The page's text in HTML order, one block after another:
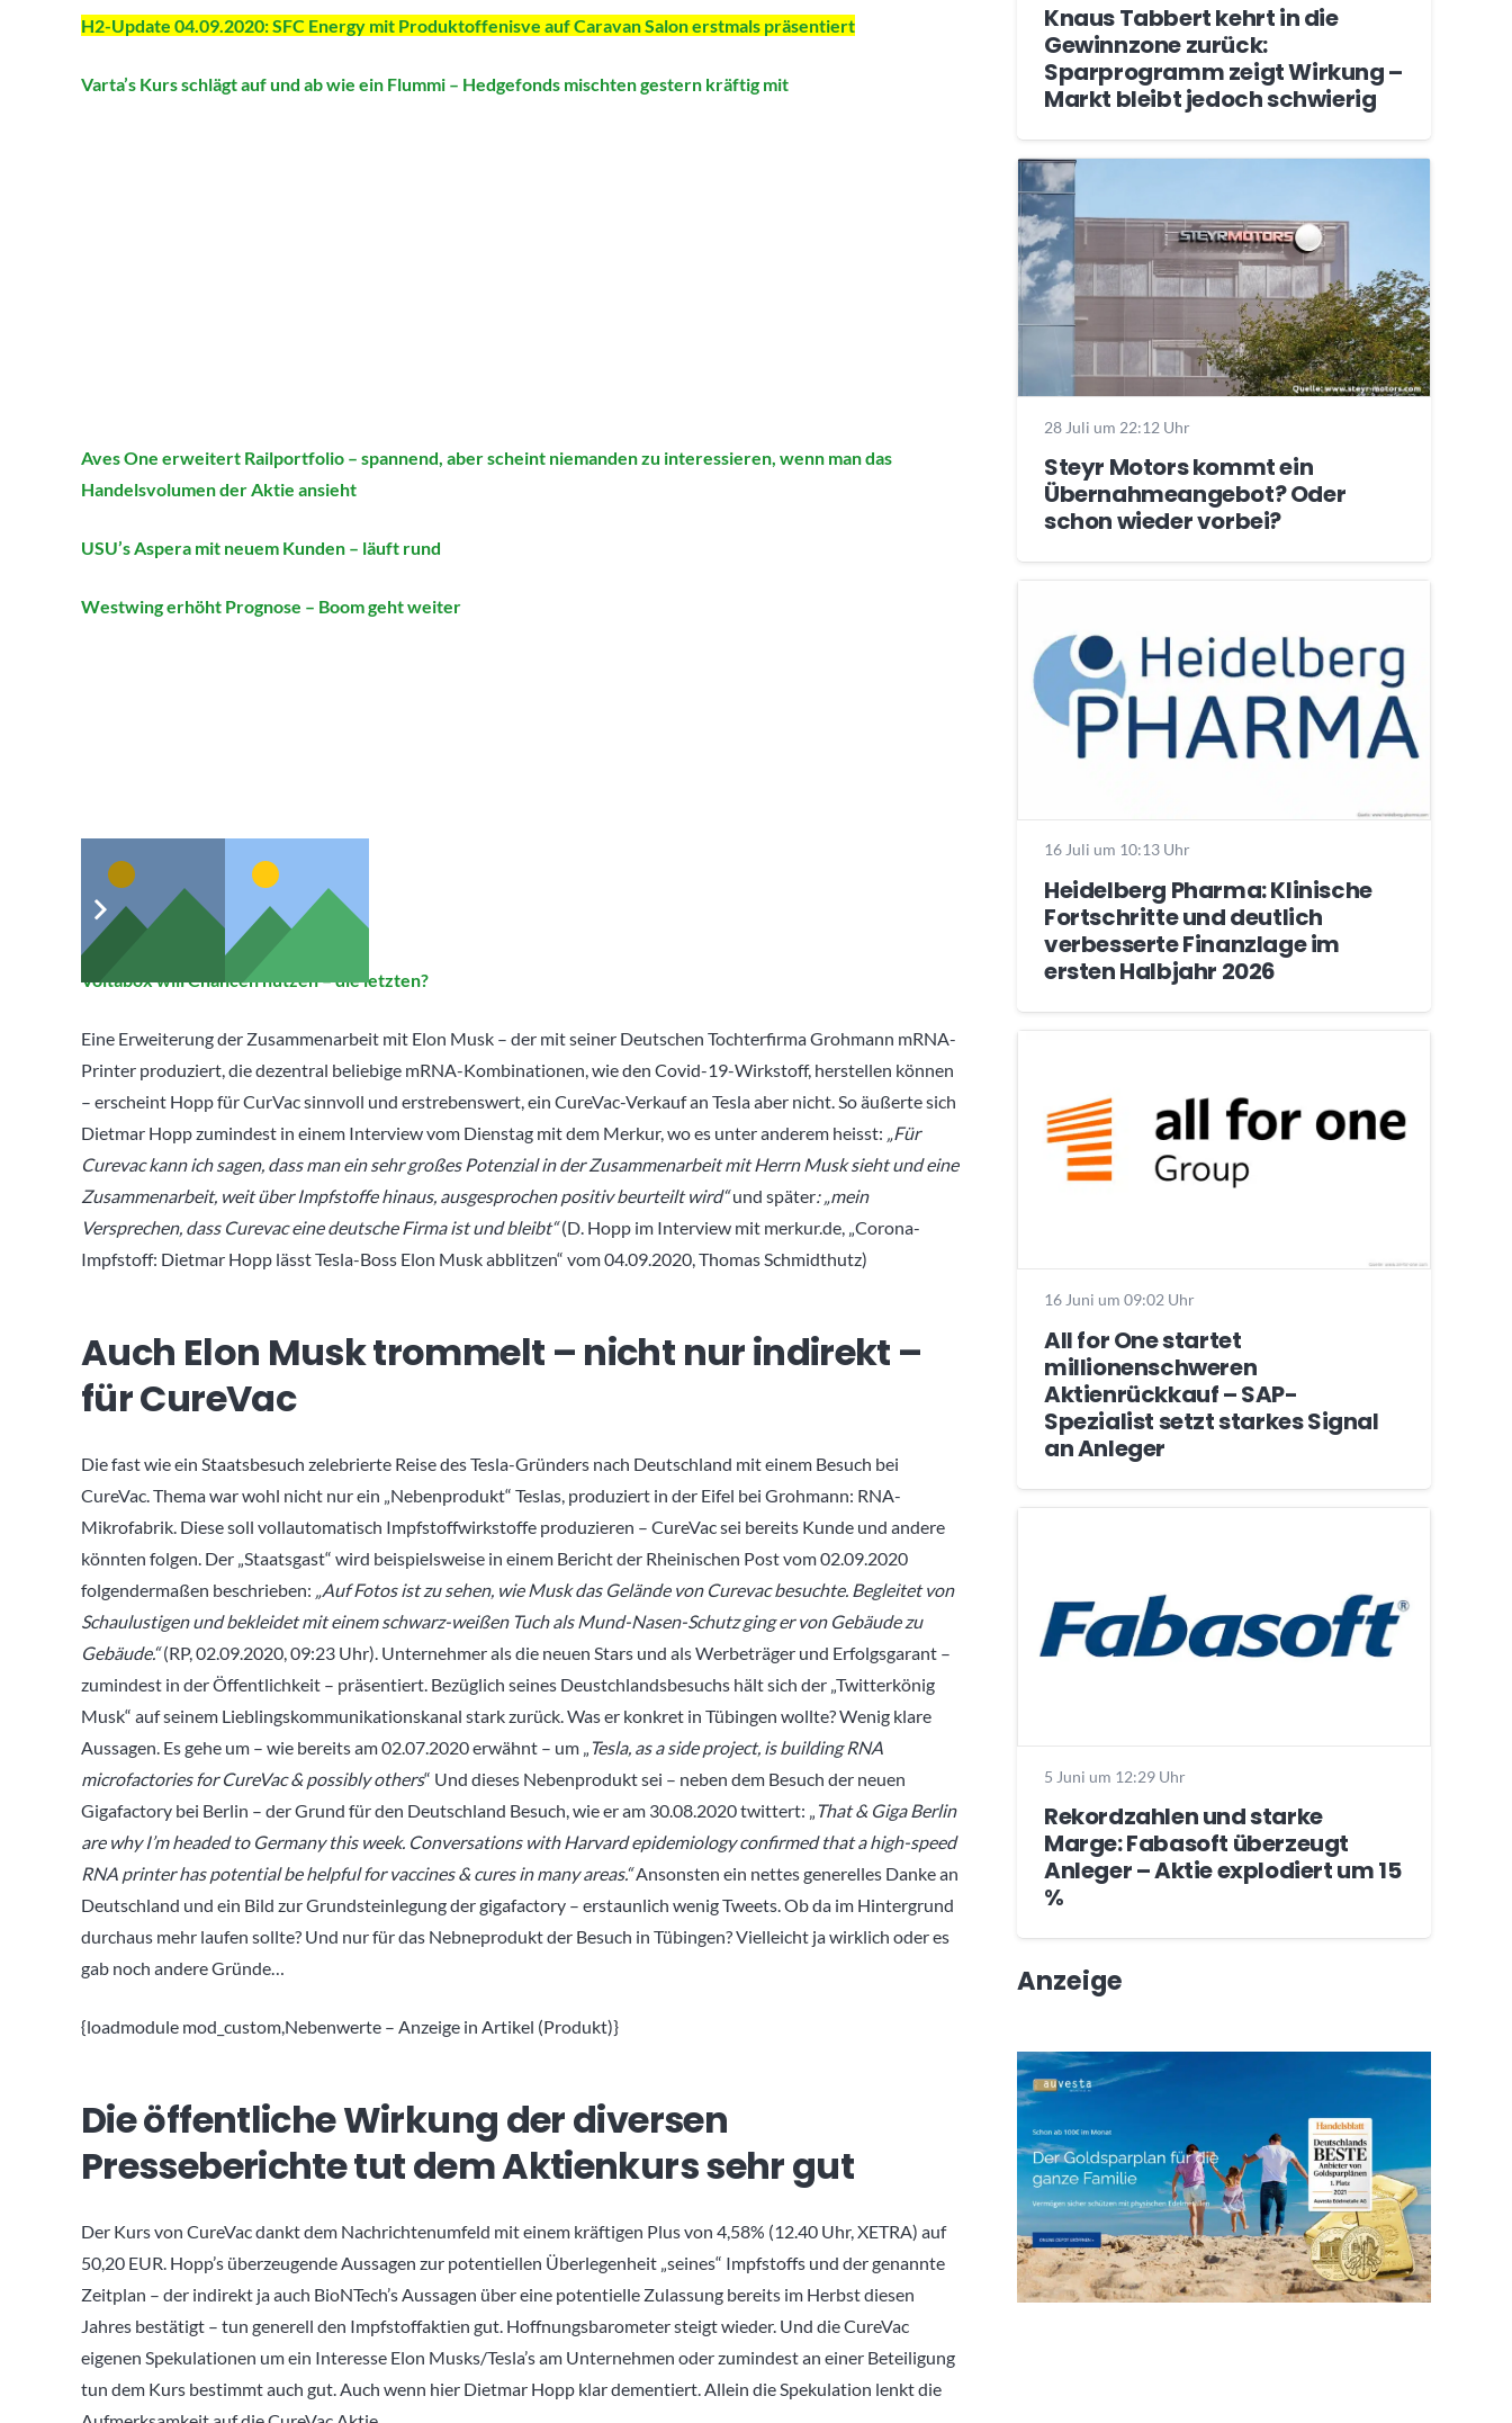
H2-Update 04.09.2020: SFC Energy mit Produktoffenisve auf Caravan Salon erstmals präsentiert
Varta’s Kurs schlägt auf und ab wie ein Flummi – Hedgefonds mischten gestern kräftig mit
Aves One erweitert Railportfolio – spannend, aber scheint niemanden zu interessieren, wenn man das
Handelsvolumen der Aktie ansieht
USU’s Aspera mit neuem Kunden – läuft rund
Westwing erhöht Prognose – Boom geht weiter
Voltabox will Chancen nutzen – die letzten?
Eine Erweiterung der Zusammenarbeit mit Elon Musk – der mit seiner Deutschen Tochterfirma Grohmann mRNA-
Printer produziert, die dezentral beliebige mRNA-Kombinationen, wie den Covid-19-Wirkstoff, herstellen können
– erscheint Hopp für CurVac sinnvoll und erstrebenswert, ein CureVac-Verkauf an Tesla aber nicht. So äußerte sich
Dietmar Hopp zumindest in einem Interview vom Dienstag mit dem Merkur, wo es unter anderem heisst: „Für
Curevac kann ich sagen, dass man ein sehr großes Potenzial in der Zusammenarbeit mit Herrn Musk sieht und eine
Zusammenarbeit, weit über Impfstoffe hinaus, ausgesprochen positiv beurteilt wird“und später: „mein
Versprechen, dass Curevac eine deutsche Firma ist und bleibt“(D. Hopp im Interview mit merkur.de, „Corona-
Impfstoff: Dietmar Hopp lässt Tesla-Boss Elon Musk abblitzen“ vom 04.09.2020, Thomas Schmidthutz)
Auch Elon Musk trommelt – nicht nur indirekt –
für CureVac
Die fast wie ein Staatsbesuch zelebrierte Reise des Tesla-Gründers nach Deutschland mit einem Besuch bei
CureVac. Thema war wohl nicht nur ein „Nebenprodukt“ Teslas, produziert in der Eifel bei Grohmann: RNA-
Mikrofabrik. Diese soll vollautomatisch Impfstoffwirkstoffe produzieren – CureVac sei bereits Kunde und andere
könnten folgen. Der „Staatsgast“ wird beispielsweise in einem Bericht der Rheinischen Post vom 02.09.2020
folgendermaßen beschrieben: „Auf Fotos ist zu sehen, wie Musk das Gelände von Curevac besuchte. Begleitet von
Schaulustigen und bekleidet mit einem schwarz-weißen Tuch als Mund-Nasen-Schutz ging er von Gebäude zu
Gebäude.“(RP, 02.09.2020, 09:23 Uhr). Unternehmer als die neuen Stars und als Werbeträger und Erfolgsgarant –
zumindest in der Öffentlichkeit – präsentiert. Bezüglich seines Deustchlandsbesuchs hält sich der „Twitterkönig
Musk“ auf seinem Lieblingskommunikationskanal stark zurück. Was er konkret in Tübingen wollte? Wenig klare
Aussagen. Es gehe um – wie bereits am 02.07.2020 erwähnt – um „ Tesla, as a side project, is building RNA
microfactories for CureVac & possibly others“ Und dieses Nebenprodukt sei – neben dem Besuch der neuen
Gigafactory bei Berlin – der Grund für den Deutschland Besuch, wie er am 30.08.2020 twittert: „ That & Giga Berlin
are why I’m headed to Germany this week. Conversations with Harvard epidemiology confirmed that a high-speed
RNA printer has potential be helpful for vaccines & cures in many areas.“Ansonsten ein nettes generelles Danke an
Deutschland und ein Bild zur Grundsteinlegung der gigafactory – erstaunlich wenig Tweets. Ob da im Hintergrund
durchaus mehr laufen sollte? Und nur für das Nebneprodukt der Besuch in Tübingen? Vielleicht ja wirklich oder es
gab noch andere Gründe…
{loadmodule mod_custom,Nebenwerte – Anzeige in Artikel (Produkt)}
Die öffentliche Wirkung der diversen
Presseberichte tut dem Aktienkurs sehr gut
Der Kurs von CureVac dankt dem Nachrichtenumfeld mit einem kräftigen Plus von 4,58% (12.40 Uhr, XETRA) auf
50,20 EUR. Hopp’s überzeugende Aussagen zur potentiellen Überlegenheit „seines“ Impfstoffs und der genannte
Zeitplan – der indirekt ja auch BioNTech’s Aussagen über eine potentielle Zulassung bereits im Herbst diesen
Jahres bestätigt – tun generell den Impfstoffaktien gut. Hoffnungsbarometer steigt wieder. Und die CureVac
eigenen Spekulationen um ein Interesse Elon Musks/Tesla’s am Unternehmen oder zumindest an einer Beteiligung
tun dem Kurs bestimmt auch gut. Auch wenn hier Dietmar Hopp klar dementiert. Allein die Spekulation lenkt die
Knaus Tabbert kehrt in die
Gewinnzone zurück:
Sparprogramm zeigt Wirkung –
Markt bleibt jedoch schwierig
28 Juli um 22:12 Uhr
Steyr Motors kommt ein
Übernahmeangebot? Oder
schon wieder vorbei?
16 Juli um 10:13 Uhr
Heidelberg Pharma: Klinische
Fortschritte und deutlich
verbesserte Finanzlage im
ersten Halbjahr 2026
16 Juni um 09:02 Uhr
All for One startet
millionenschweren
Aktienrückkauf – SAP-
Spezialist setzt starkes Signal
an Anleger
5 Juni um 12:29 Uhr
Rekordzahlen und starke
Marge: Fabasoft überzeugt
Anleger – Aktie explodiert um 15
%
Anzeige